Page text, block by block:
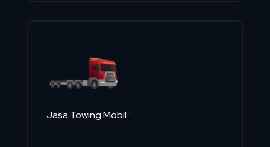
Jasa Towing Mobil